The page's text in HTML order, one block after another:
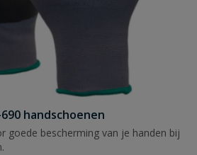
handschoenen
goede bescherming van je handen bij